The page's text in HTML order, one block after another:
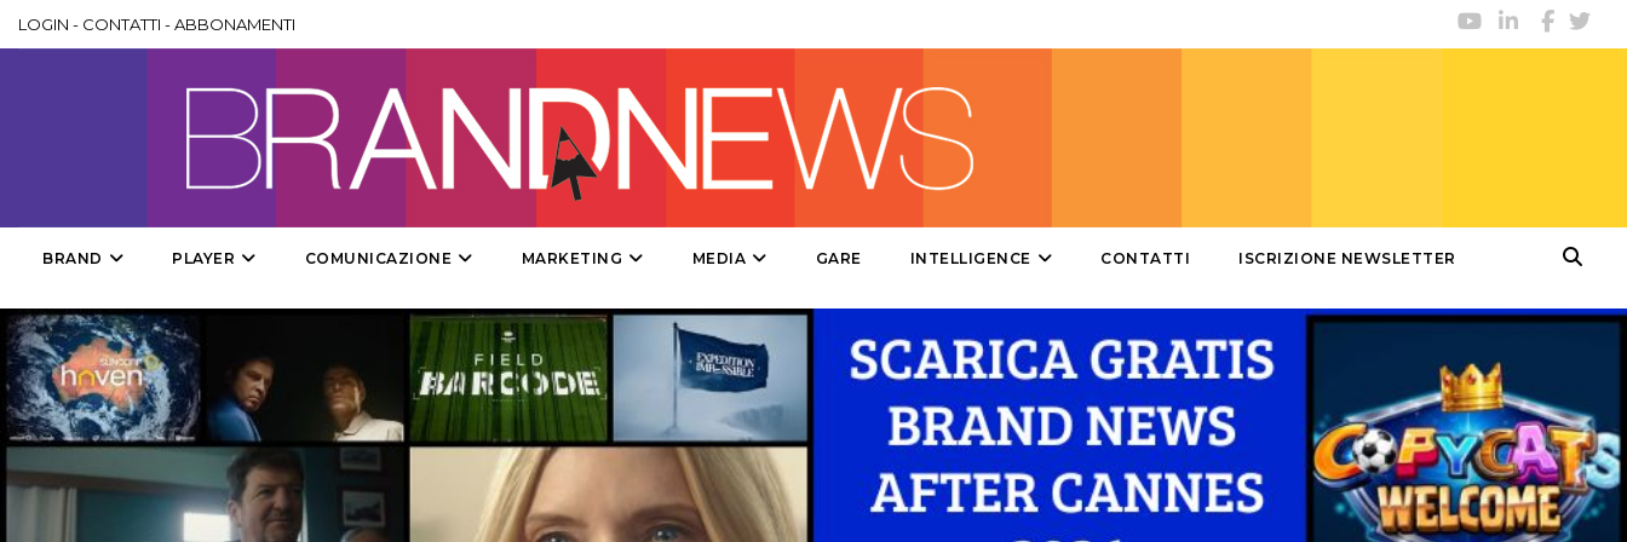
DESIGN
PUNTI VENDITA
CSR
LOGIN - CONTATTI -ABBONAMENTI
BRAND PLAYER COMUNICAZIONE MARKETING MEDIA GARE INTELLIGENCE CONTATTI ISCRIZIONE NEWSLETTER